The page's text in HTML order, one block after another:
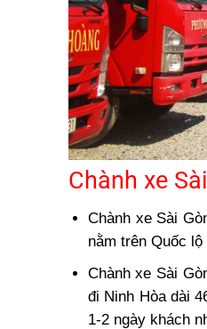
Chành xe
Chành xe Sài
nằm trên Quốc
Chành xe Sài
đi Ninh Hòa dài
1-2 ngày khách